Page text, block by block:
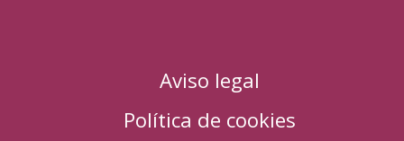
Aviso legal
Política de cookies